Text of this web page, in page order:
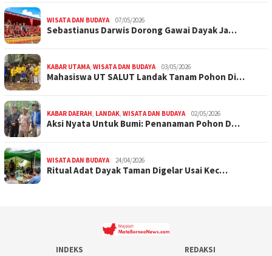
WISATA DAN BUDAYA 07/05/2026
Sebastianus Darwis Dorong Gawai Dayak Ja…
KABAR UTAMA WISATA DAN BUDAYA 03/05/2026
Mahasiswa UT SALUT Landak Tanam Pohon Di…
KABAR DAERAH LANDAK WISATA DAN BUDAYA 02/05/2026
Aksi Nyata Untuk Bumi: Penanaman Pohon D…
WISATA DAN BUDAYA 24/04/2026
Ritual Adat Dayak Taman Digelar Usai Kec…
INDEKS
REDAKSI